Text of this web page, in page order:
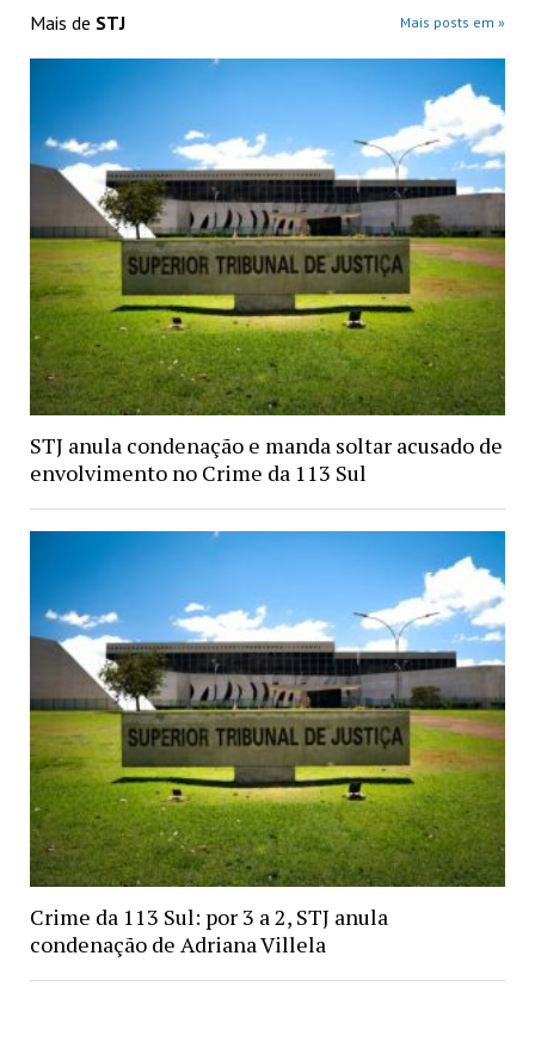
Mais de STJ Mais posts em »
STJ anula condenação e manda soltar acusado de
envolvimento no Crime da 113 Sul
Crime da 113 Sul: por 3 a 2, STJ anula
condenação de Adriana Villela